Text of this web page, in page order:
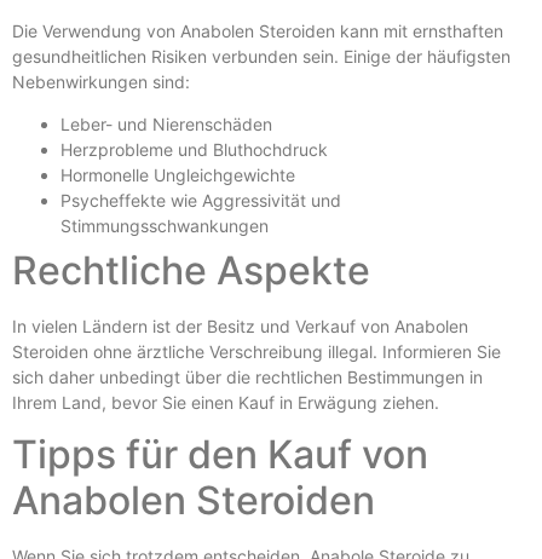
Die Verwendung von Anabolen Steroiden kann mit ernsthaften
gesundheitlichen Risiken verbunden sein. Einige der häufigsten
Nebenwirkungen sind:
Leber- und Nierenschäden
Herzprobleme und Bluthochdruck
Hormonelle Ungleichgewichte
Psycheffekte wie Aggressivität und
Stimmungsschwankungen
Rechtliche Aspekte
In vielen Ländern ist der Besitz und Verkauf von Anabolen
Steroiden ohne ärztliche Verschreibung illegal. Informieren Sie
sich daher unbedingt über die rechtlichen Bestimmungen in
Ihrem Land, bevor Sie einen Kauf in Erwägung ziehen.
Tipps für den Kauf von
Anabolen Steroiden